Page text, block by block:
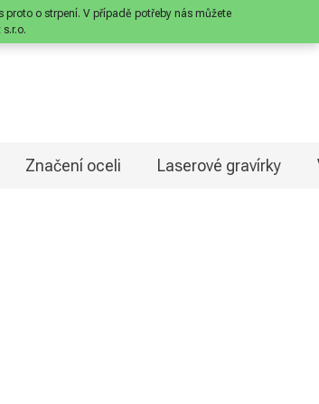
o strpení. V případě potřeby nás můžete
Značení oceli Laserové gravírky